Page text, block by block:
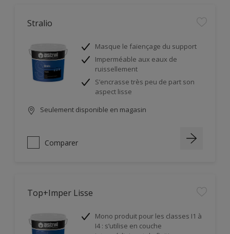
Stralio
Masque le faïençage du support
Imperméable aux eaux de
ruissellement
S’encrasse très peu de part son
aspect lisse
Seulement disponible en magasin
Comparer
Top+Imper Lisse
Mono produit pour les classes I1 à
I4 : s’utilise en couche